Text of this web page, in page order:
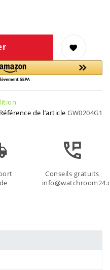
Référence de l’article GW0204G1
Conseils gratuits